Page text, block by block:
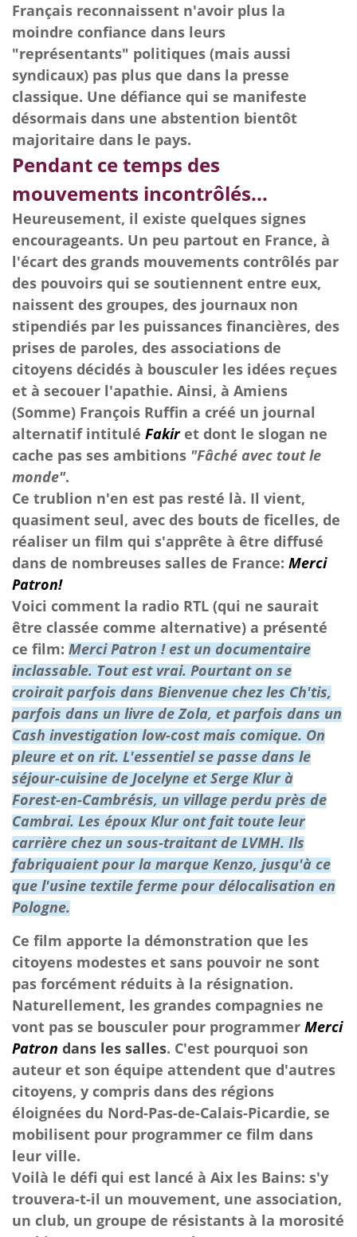
Français reconnaissent n'avoir plus la
moindre confiance dans leurs
"représentants" politiques (mais aussi
syndicaux) pas plus que dans la presse
classique. Une défiance qui se manifeste
désormais dans une abstention bientôt
majoritaire dans le pays.
Pendant cetemps des
mouvements incontrôlés...
Heureusement, il existe quelques signes
encourageants. Un peu partout en France, à
l'écart des grands mouvements contrôlés par
des pouvoirs qui se soutiennent entre eux,
naissent des groupes, des journaux non
stipendiés par les puissances financières, des
prises de paroles, des associations de
citoyens décidés à bousculer les idées reçues
et à secouer l'apathie. Ainsi, à Amiens
(Somme) François Ruffin a créé un journal
alternatif intitulé Fakiret dont le slogan ne
cache pas ses ambitions "Fâché avec tout le
monde".
Ce trublion n'en est pas resté là. Il vient,
quasiment seul, avec des bouts de ficelles, de
réaliser un film qui s'apprête à être diffusé
dans de nombreuses salles de France: Merci
Patron!
Voici comment la radio RTL (qui ne saurait
être classée comme alternative) a présenté
ce film: Merci Patron !est un documentaire
inclassable. Tout est vrai. Pourtant on se
croirait parfois dansBienvenue chez les Ch'tis,
parfois dans un livre de Zola, et parfois dans un
Cash investigationlow-cost mais comique.On
pleure et on rit.L'essentiel se passe dans le
séjour-cuisine de Jocelyne et Serge Klur à
Forest-en-Cambrésis, un village perdu près de
Cambrai. Les époux Klur ont fait toute leur
carrière chez un sous-traitant de LVMH. Ils
fabriquaient pour la marque Kenzo, jusqu'à ce
que l'usine textile ferme pour délocalisation en
Pologne.
Ce film apporte la démonstration que les
citoyens modestes et sans pouvoir ne sont
pas forcément réduits à la résignation.
Naturellement, les grandes compagnies ne
vont pas se bousculer pour programmer Merci
Patron dans les salles. C'est pourquoi son
auteur et son équipe attendent que d'autres
citoyens, y compris dans des régions
éloignées du Nord-Pas-de-Calais-Picardie, se
mobilisent pour programmer ce film dans
leur ville.
Voilà le défi qui est lancé à Aix les Bains: s'y
trouvera-t-il un mouvement, une association,
un club, un groupe de résistants à la morosité